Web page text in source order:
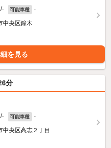
可能車種 -
中央区鐘木
を見る
分
可能車種 -
中央区高志２丁目